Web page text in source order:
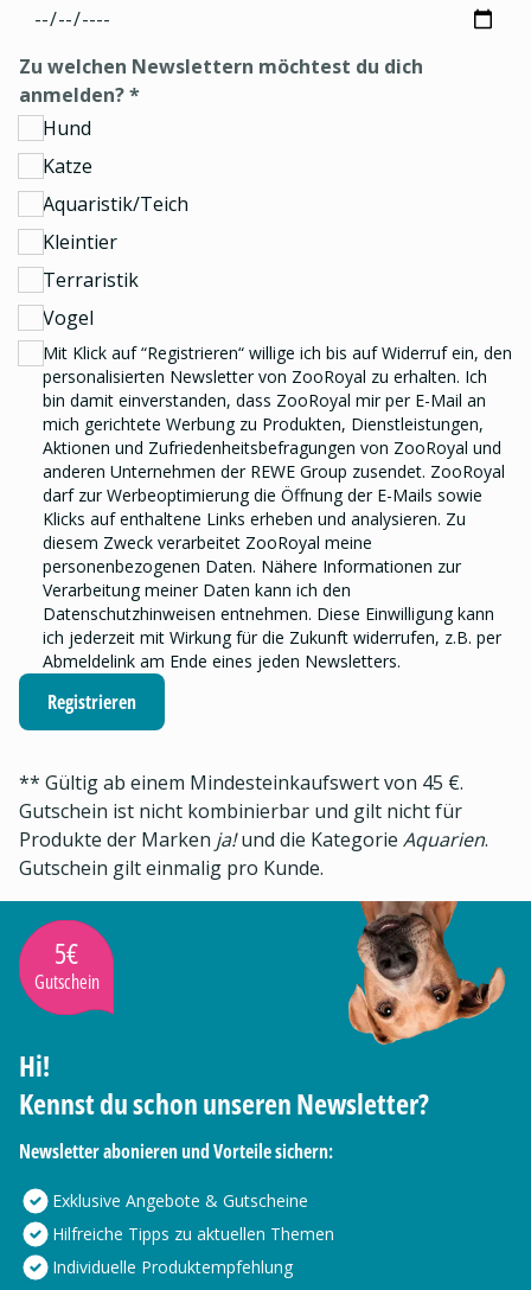
Zu welchen Newslettern möchtest du dich
anmelden?*
Hund
Katze
Aquaristik/Teich
Kleintier
Terraristik
Vogel
Mit Klick auf “Registrieren“ willige ich bis auf Widerruf ein, den
personalisierten Newslettervon ZooRoyal zu erhalten. Ich
bin damit einverstanden, dass ZooRoyal mir per E-Mail an
mich gerichtete Werbung zu Produkten, Dienstleistungen,
Aktionen und Zufriedenheitsbefragungen von ZooRoyal und
anderen Unternehmen der REWE Group zusendet. ZooRoyal
darf zur Werbeoptimierung die Öffnung der E-Mails sowie
Klicks auf enthaltene Links erheben und analysieren. Zu
diesem Zweck verarbeitet ZooRoyal meine
personenbezogenen Daten. Nähere Informationen zur
Verarbeitung meiner Daten kann ich den
Datenschutzhinweisen entnehmen. Diese Einwilligung kann
ich jederzeit mit Wirkung für die Zukunft widerrufen, z.B. per
Abmeldelink am Ende eines jeden Newsletters.
Registrieren
** Gültig ab einem Mindesteinkaufswert von 45 €.
Gutschein ist nicht kombinierbar und gilt nicht für
Produkte der Marken ja!und die Kategorie Aquarien.
Gutschein gilt einmalig pro Kunde.
5€
Gutschein
Hi!
Kennst du schon unseren Newsletter?
Newsletter abonieren und Vorteile sichern:
Exklusive Angebote & Gutscheine
Hilfreiche Tipps zu aktuellen Themen
Individuelle Produktempfehlung